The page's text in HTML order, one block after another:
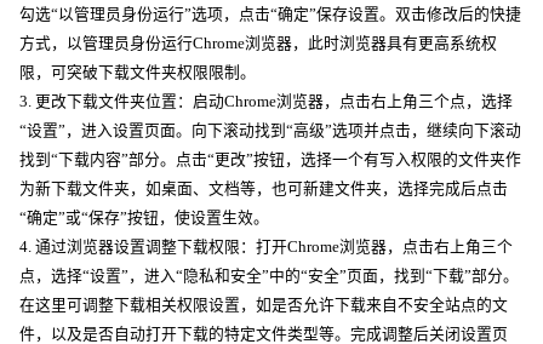
勾选“以管理员身份运行”选项，点击“确定”保存设置。双击修改后的快捷
方式，以管理员身份运行Chrome浏览器，此时浏览器具有更高系统权
限，可突破下载文件夹权限限制。
3. 更改下载文件夹位置：启动Chrome浏览器，点击右上角三个点，选择
“设置”，进入设置页面。向下滚动找到“高级”选项并点击，继续向下滚动
找到“下载内容”部分。点击“更改”按钮，选择一个有写入权限的文件夹作
为新下载文件夹，如桌面、文档等，也可新建文件夹，选择完成后点击
“确定”或“保存”按钮，使设置生效。
4. 通过浏览器设置调整下载权限：打开Chrome浏览器，点击右上角三个
点，选择“设置”，进入“隐私和安全”中的“安全”页面，找到“下载”部分。
在这里可调整下载相关权限设置，如是否允许下载来自不安全站点的文
件，以及是否自动打开下载的特定文件类型等。完成调整后关闭设置页